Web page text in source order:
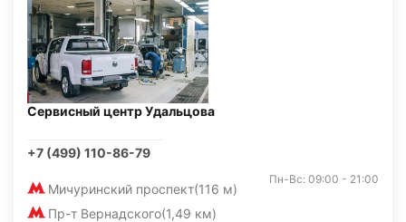
Сервисный центр Удальцова
+7 (499) 110-86-79
Мичуринский проспект(116 м)
Пр-т Вернадского(1,49 км)
Пн-Вс: 09:00 - 21:00